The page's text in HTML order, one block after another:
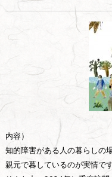
内容）
知的障害がある人の暮らしの
親元で暮しているのが実情です